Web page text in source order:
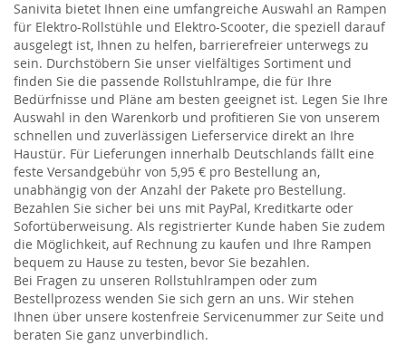
Sanivita bietet Ihnen eine umfangreiche Auswahl an Rampen
für Elektro-Rollstühle und Elektro-Scooter, die speziell darauf
ausgelegt ist, Ihnen zu helfen, barrierefreier unterwegs zu
sein. Durchstöbern Sie unser vielfältiges Sortiment und
finden Sie die passende Rollstuhlrampe, die für Ihre
Bedürfnisse und Pläne am besten geeignet ist. Legen Sie Ihre
Auswahl in den Warenkorb und profitieren Sie von unserem
schnellen und zuverlässigen Lieferservice direkt an Ihre
Haustür. Für Lieferungen innerhalb Deutschlands fällt eine
feste Versandgebühr von 5,95 € pro Bestellung an,
unabhängig von der Anzahl der Pakete pro Bestellung.
Bezahlen Sie sicher bei uns mit PayPal, Kreditkarte oder
Sofortüberweisung. Als registrierter Kunde haben Sie zudem
die Möglichkeit, auf Rechnung zu kaufen und Ihre Rampen
bequem zu Hause zu testen, bevor Sie bezahlen.
Bei Fragen zu unseren Rollstuhlrampen oder zum
Bestellprozess wenden Sie sich gern an uns. Wir stehen
Ihnen über unsere kostenfreie Servicenummer zur Seite und
beraten Sie ganz unverbindlich.